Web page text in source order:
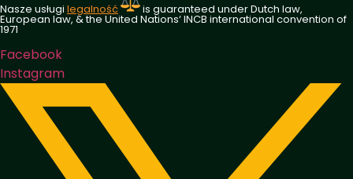
Nasze usługi legalność is guaranteed under Dutch law,
European law, & the United Nations‘ INCB international convention of
1971
Facebook
Instagram